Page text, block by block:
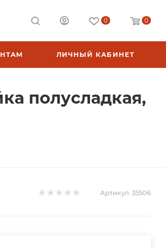
0 0
ЛИЧНЫЙ КАБИНЕТ
полусладкая,
Артикул: 35506